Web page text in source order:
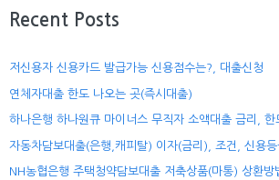
Recent Posts
저신용자 신용카드 발급가능 신용점수는?, 대출신청
연체자대출 한도 나오는 곳(즉시대출)
하나은행 하나원큐 마이너스 무직자 소액대출 금리, 한
자동차담보대출(은행,캐피탈) 이자(금리), 조건, 신용등
NH농협은행 주택청약담보대출 저축상품(마통) 상환방